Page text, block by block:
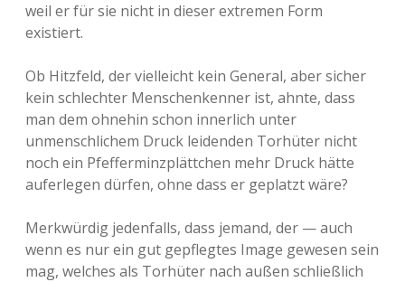
weil er für sie nicht in dieser extremen Form
existiert.
Ob Hitzfeld, der vielleicht kein General, aber sicher
kein schlechter Menschenkenner ist, ahnte, dass
man dem ohnehin schon innerlich unter
unmenschlichem Druck leidenden Torhüter nicht
noch ein Pfefferminzplättchen mehr Druck hätte
auferlegen dürfen, ohne dass er geplatzt wäre?
Merkwürdig jedenfalls, dass jemand, der — auch
wenn es nur ein gut gepflegtes Image gewesen sein
mag, welches als Torhüter nach außen schließlich